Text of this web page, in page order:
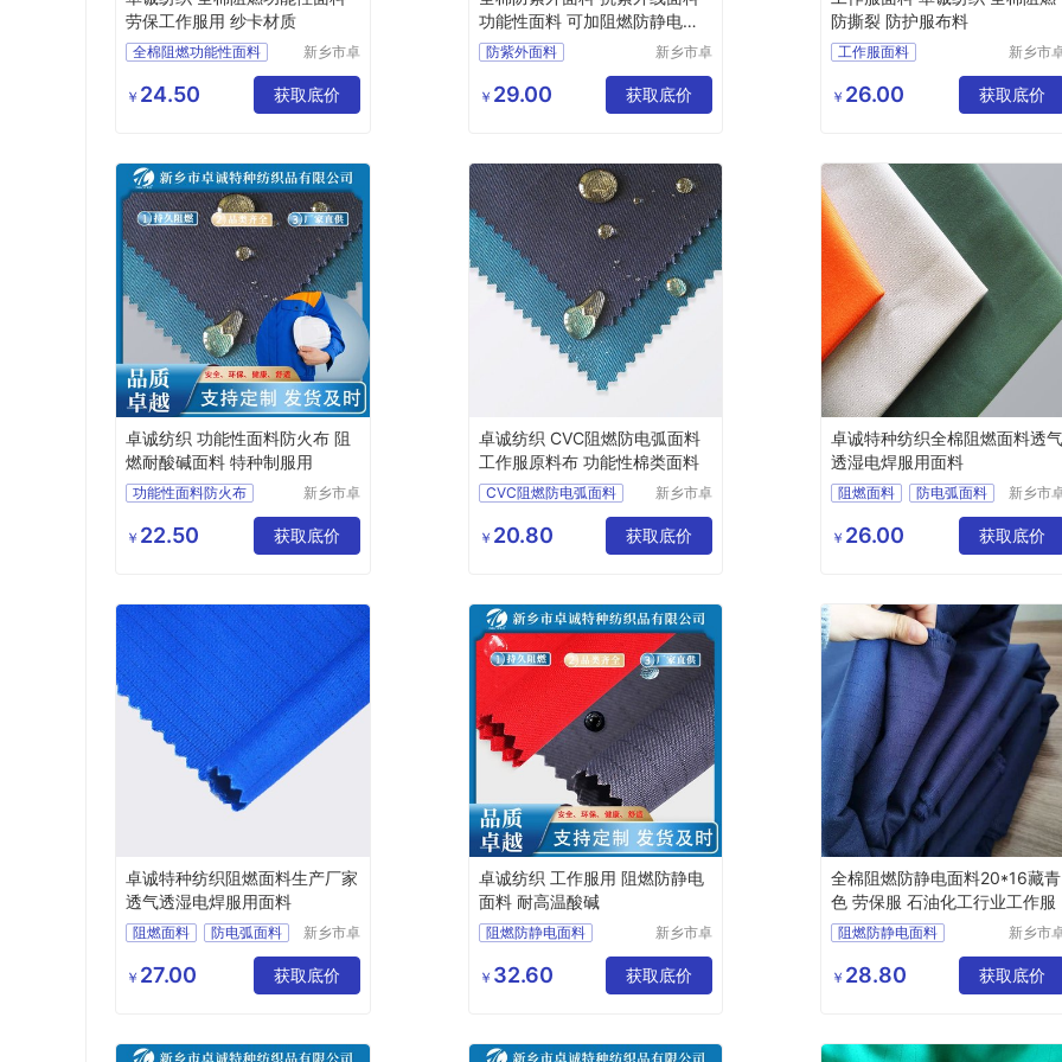
劳保工作服用 纱卡材质
全棉阻燃功能性面料
阻燃布厂家
新乡市卓
织品有限
公司
￥ 24.50 获取底价
功能性面料 可加阻燃防静电功
能防紫外面料
功能性面料
新乡市卓
织品有限
公司
￥ 29.00 获取底价
防撕裂 防护服布料
工作服面料
全棉阻燃面料
阻燃布
新乡市
织品有限
公司
￥ 26.00 获取底价
卓诚纺织 功能性面料防火布 阻
燃耐酸碱面料 特种制服用
功能性面料防火布
特种制服用
纯棉阻燃
新乡市卓
织品有限
公司
￥ 22.50 获取底价
卓诚纺织 CVC阻燃防电弧面料
工作服原料布 功能性棉类面料
CVC阻燃防电弧面料
功能性棉类面料
涤棉
新乡市卓
织品有限
公司
￥ 20.80 获取底价
卓诚特种纺织全棉阻燃面料透气
透湿电焊服用面料
阻燃面料
防电弧面料
阻燃布
焊工服
新乡市
织品有限
公司
￥ 26.00 获取底价
卓诚特种纺织阻燃面料生产厂家
透气透湿电焊服用面料
阻燃面料
防电弧面料
阻燃布
焊工服
新乡市卓
织品有限
公司
￥ 27.00 获取底价
卓诚纺织 工作服用 阻燃防静电
面料 耐高温酸碱
阻燃防静电面料
耐酸碱面料
新乡市卓
织品有限
公司
￥ 32.60 获取底价
全棉阻燃防静电面料20*16藏青
色 劳保服 石油化工行业工作服
阻燃防静电面料
功能性面料
防静电布
工作服面料
新乡市
织品有限
公司
￥ 28.80 获取底价